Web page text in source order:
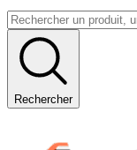
Rechercher